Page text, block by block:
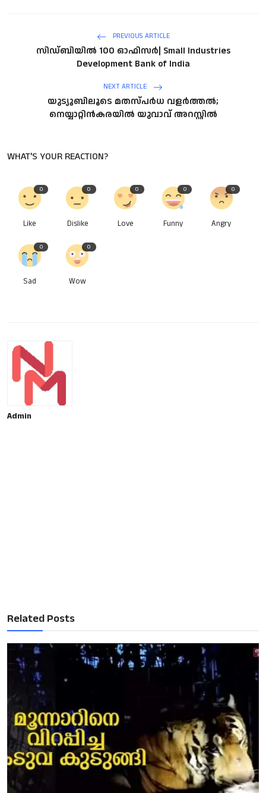
PREVIOUS ARTICLE
സിഡ്ബിയിൽ 100 ഓഫിസർ| Small Industries
Development Bank of India
NEXT ARTICLE
യുട്യൂബിലൂടെ മതസ്പര്‍ധ വളര്‍ത്തല്‍;
നെയ്യാറ്റിന്‍കരയില്‍ യുവാവ് അറസ്റ്റില്‍
WHAT'S YOUR REACTION?
0
Like
0
Dislike
0
Love
0
Funny
0
Angry
0
Sad
0
Wow
Admin
Related Posts